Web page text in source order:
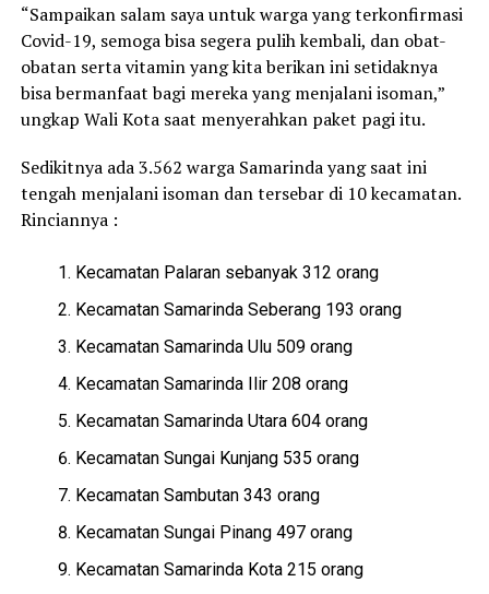
“Sampaikan salam saya untuk warga yang terkonfirmasi
Covid-19, semoga bisa segera pulih kembali, dan obat-
obatan serta vitamin yang kita berikan ini setidaknya
bisa bermanfaat bagi mereka yang menjalani isoman,”
ungkap Wali Kota saat menyerahkan paket pagi itu.
Sedikitnya ada 3.562 warga Samarinda yang saat ini
tengah menjalani isoman dan tersebar di 10 kecamatan.
Rinciannya :
Kecamatan Palaran sebanyak 312 orang
Kecamatan Samarinda Seberang 193 orang
Kecamatan Samarinda Ulu 509 orang
Kecamatan Samarinda Ilir 208 orang
Kecamatan Samarinda Utara 604 orang
Kecamatan Sungai Kunjang 535 orang
Kecamatan Sambutan 343 orang
Kecamatan Sungai Pinang 497 orang
Kecamatan Samarinda Kota 215 orang